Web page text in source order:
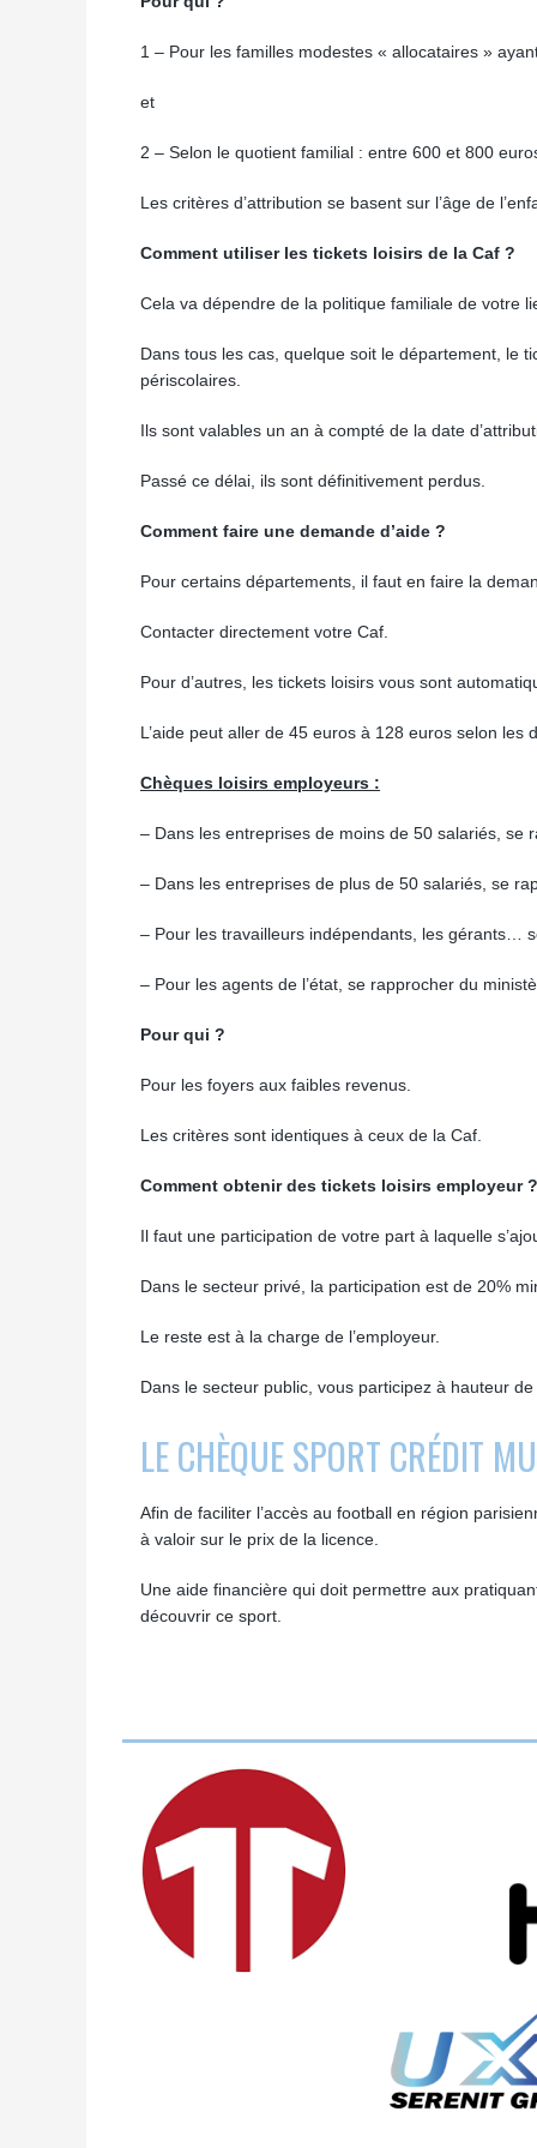
1 – Pour les familles modestes « allocataires »
et
2 – Selon le quotient familial : entre 600 et 800
Les critères d’attribution se basent sur l’âge de
Comment utiliser les tickets loisirs de la Caf ?
Cela va dépendre de la politique familiale de votre
Dans tous les cas, quelque soit le département, le
périscolaires.
Ils sont valables un an à compté de la date
Passé ce délai, ils sont définitivement perdus.
Comment faire une demande d’aide ?
Pour certains départements, il faut en faire la
Contacter directement votre Caf.
Pour d’autres, les tickets loisirs vous sont
L’aide peut aller de 45 euros à 128 euros selon les
Chèques loisirs employeurs :
– Dans les entreprises de moins de 50 salariés, se
– Dans les entreprises de plus de 50 salariés, se
– Pour les travailleurs indépendants, les gérants…
– Pour les agents de l’état, se rapprocher du
Pour qui ?
Pour les foyers aux faibles revenus.
Les critères sont identiques à ceux de la Caf.
Comment obtenir des tickets loisirs employeur ?
Il faut une participation de votre part à laquelle
Dans le secteur privé, la participation est de 20%
Le reste est à la charge de l’employeur.
Dans le secteur public, vous participez à hauteur
LE CHÈQUE SPORT CRÉDIT
Afin de faciliter l’accès au football en région
à valoir sur le prix de la licence.
Une aide financière qui doit permettre aux
découvrir ce sport.